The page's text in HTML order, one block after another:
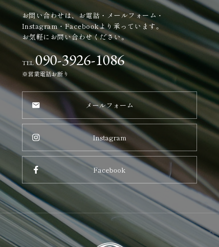
お問い合わせは、お電話・メールフォーム・
Instagram・Facebookより承っています。
お気軽にお問い合わせください。
TEL090-3926-1086
※営業電話お断り
メールフォーム
Instagram
Facebook